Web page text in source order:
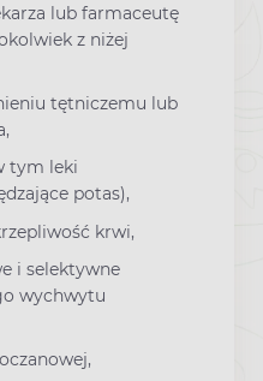
lub farmaceutę
z niżej
tętniczemu lub
tym leki
potas),
krwi,
i selektywne
wychwytu